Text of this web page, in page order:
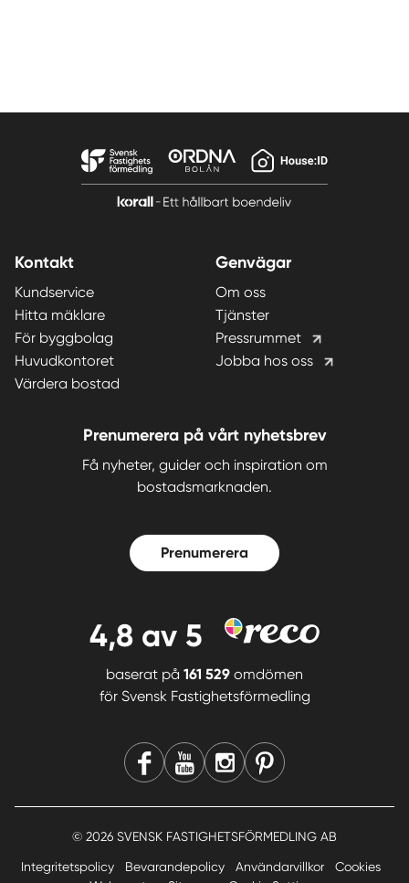
Kontakt
Kundservice
Hitta mäklare
För byggbolag
Huvudkontoret
Värdera bostad
Genvägar
Om oss
Tjänster
Pressrummet
Jobba hos oss
Prenumerera på vårt nyhetsbrev
Få nyheter, guider och inspiration om
bostadsmarknaden.
Prenumerera
4,8 av 5
baserat på 161 529 omdömen
för Svensk Fastighetsförmedling
© 2026 SVENSK FASTIGHETSFÖRMEDLING AB
Integritetspolicy Bevarandepolicy Användarvillkor
Cookies